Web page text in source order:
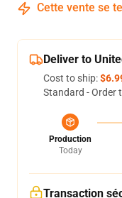
Cette vente se
Deliver to
Cost to ship:
Standard - Order
Production
Today
Transaction